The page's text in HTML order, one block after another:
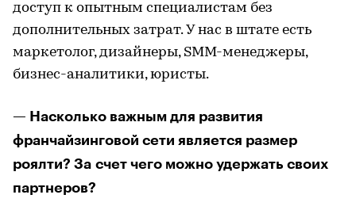
доступ к опытным специалистам без
дополнительных затрат. У нас в штате есть
маркетолог, дизайнеры, SMM-менеджеры,
бизнес-аналитики, юристы.
— Насколько важным для развития
франчайзинговой сети является размер
роялти? За счет чего можно удержать своих
партнеров?